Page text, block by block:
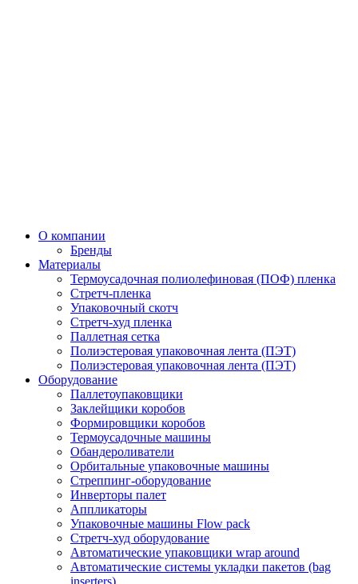
О компании
Бренды
Материалы
Термоусадочная полиолефиновая (ПОФ) пленка
Стретч-пленка
Упаковочный скотч
Стретч-худ пленка
Паллетная сетка
Полиэстеровая упаковочная лента (ПЭТ)
Полиэстеровая упаковочная лента (ПЭТ)
Оборудование
Паллетоупаковщики
Заклейщики коробов
Формировщики коробов
Термоусадочные машины
Обандероливатели
Орбитальные упаковочные машины
Стреппинг-оборудование
Инверторы палет
Аппликаторы
Упаковочные машины Flow pack
Стретч-худ оборудование
Автоматические упаковщики wrap around
Автоматические системы укладки пакетов (bag
inserters)